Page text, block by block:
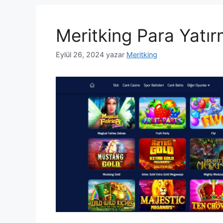
Meritking Para
Eylül 26, 2024 yazar Meritking